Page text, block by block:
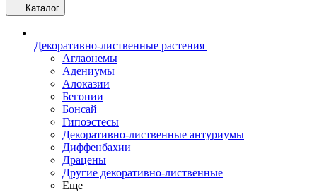
Каталог
Декоративно-лиственные растения
Аглаонемы
Адениумы
Алоказии
Бегонии
Бонсай
Гипоэстесы
Декоративно-лиственные антуриумы
Диффенбахии
Драцены
Другие декоративно-лиственные
Еще